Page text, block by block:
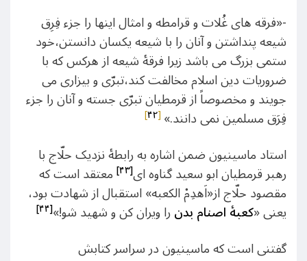
-«فرقه های غُلات و قرامطه و امثال اینها را جزء فِرِق
شیعه پنداشتن و آنان را با شیعه یکسان دانستن،خود
ستمی بزرگ می باشد زیرا فرقۀ شیعه از هرکس که با
ضروریات دین اسلام مخالفت کند،تبرّی و بیزاری می
جویند و مخصوصاً از قرمطیان تبرّی جسته و آنان را جزء
فِرَق مسلمین نمی دانند.» [۴۲]
استاد ماسینیون ضمن اشاره به رابطۀ نزدیک حلّاج با
رهبر قرمطیان ابو سعید گناوه ای[۴۳] معتقد است که
مقصود حلّاج از«اَهدِمْ الكعبه» استقبال از شهادت بود،
يعنى «كعبۀاصنام بدنرا ويران كن و شهید شو!»[۴۴]
گفتنی است که ماسینیون در سراسر کتابش